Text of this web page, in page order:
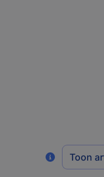
Toon